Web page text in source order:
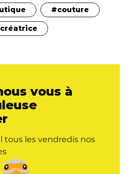
couture
créatrice
vous à
tous les vendredis nos